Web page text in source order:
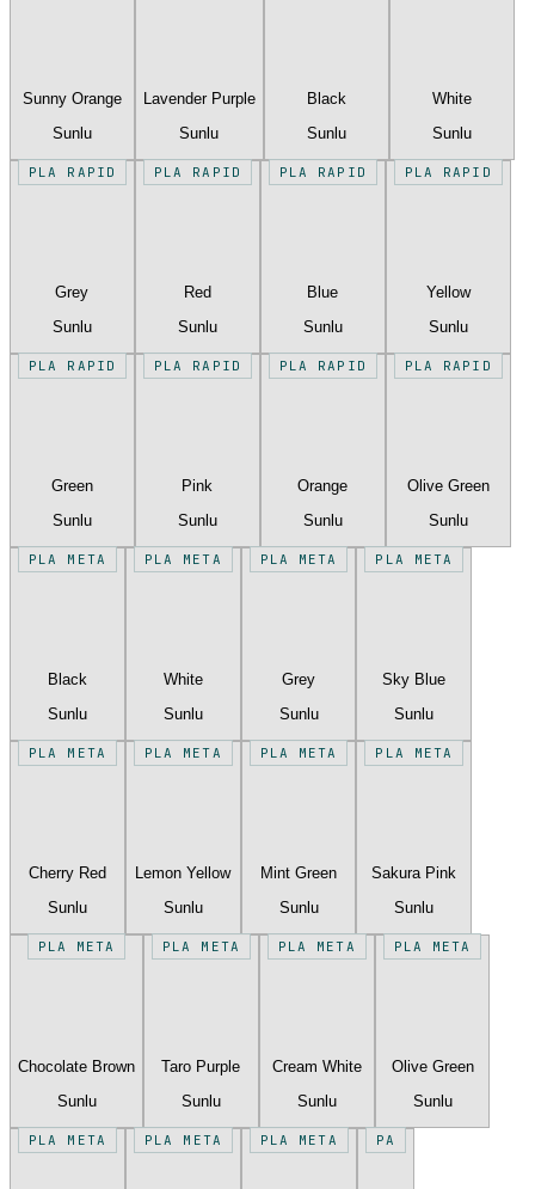
Sunny Orange
Sunlu
Lavender Purple
Sunlu
Black
Sunlu
White
Sunlu
PLA RAPID
Grey
Sunlu
PLA RAPID
Red
Sunlu
PLA RAPID
Blue
Sunlu
PLA RAPID
Yellow
Sunlu
PLA RAPID
Green
Sunlu
PLA RAPID
Pink
Sunlu
PLA RAPID
Orange
Sunlu
PLA RAPID
Olive Green
Sunlu
PLA META
Black
Sunlu
PLA META
White
Sunlu
PLA META
Grey
Sunlu
PLA META
Sky Blue
Sunlu
PLA META
Cherry Red
Sunlu
PLA META
Lemon Yellow
Sunlu
PLA META
Mint Green
Sunlu
PLA META
Sakura Pink
Sunlu
PLA META
Chocolate Brown
Sunlu
PLA META
Taro Purple
Sunlu
PLA META
Cream White
Sunlu
PLA META
Olive Green
Sunlu
PLA META PLA META PLA META PA